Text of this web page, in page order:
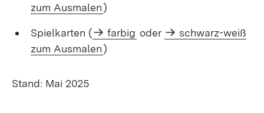
zum Ausmalen)
Spielkarten ( farbig oder
schwarz-weiß
zum Ausmalen)
Stand: Mai 2025